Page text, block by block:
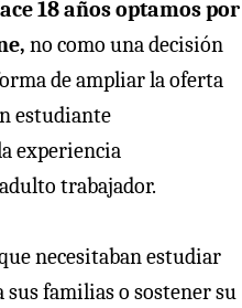
18 años optamos por
no como una decisión
de ampliar la oferta
estudiante
experiencia
trabajador.
necesitaban estudiar
sus familias o sostener su